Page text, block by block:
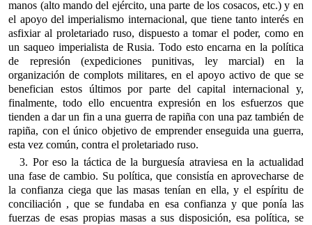
manos (alto mando del ejército, una parte de los cosacos, etc.) y en
el apoyo del imperialismo internacional, que tiene tanto interés en
asfixiar al proletariado ruso, dispuesto a tomar el poder, como en
un saqueo imperialista de Rusia. Todo esto encarna en la política
de represión (expediciones punitivas, ley marcial) en la
organización de complots militares, en el apoyo activo de que se
benefician estos últimos por parte del capital internacional y,
finalmente, todo ello encuentra expresión en los esfuerzos que
tienden a dar un fin a una guerra de rapiña con una paz también de
rapiña, con el único objetivo de emprender enseguida una guerra,
esta vez común, contra el proletariado ruso.
3. Por eso la táctica de la burguesía atraviesa en la actualidad
una fase de cambio. Su política, que consistía en aprovecharse de
la confianza ciega que las masas tenían en ella, y el espíritu de
conciliación , que se fundaba en esa confianza y que ponía las
fuerzas de esas propias masas a sus disposición, esa política, se